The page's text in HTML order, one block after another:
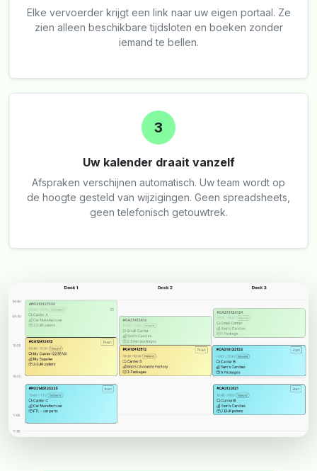
Elke vervoerder krijgt een link naar uw eigen portaal. Ze
zien alleen beschikbare tijdsloten en boeken zonder
iemand te bellen.
3
Uw kalender draait vanzelf
Afspraken verschijnen automatisch. Uw team wordt op
de hoogte gesteld van wijzigingen. Geen spreadsheets,
geen telefonisch getouwtrek.